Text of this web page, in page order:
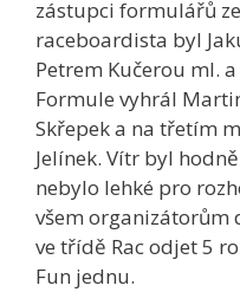
zástupci formulářů
raceboardista byl
Petrem Kučerou ml.
Formule vyhrál
Skřepek a na třetím
Jelínek. Vítr byl
nebylo lehké pro
všem organizátorům
ve třídě Rac odjet 5
Fun jednu.